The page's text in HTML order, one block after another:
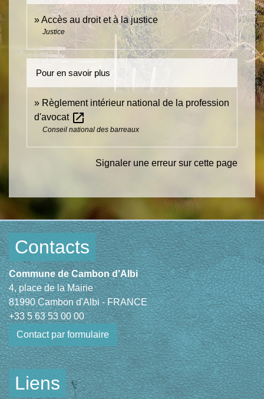
Accès au droit et à la justice
Justice
Pour en savoir plus
Règlement intérieur national de la profession
d'avocat open_in_new
Conseil national des barreaux
Signaler une erreur sur cette page
Contacts
Commune de Cambon d'Albi
4, place de la Mairie
81990 Cambon d'Albi - FRANCE
+33 5 63 53 00 00
Contact par formulaire
Liens